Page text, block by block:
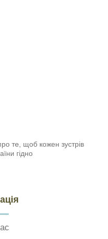
те, щоб кожен зустрів
гідно